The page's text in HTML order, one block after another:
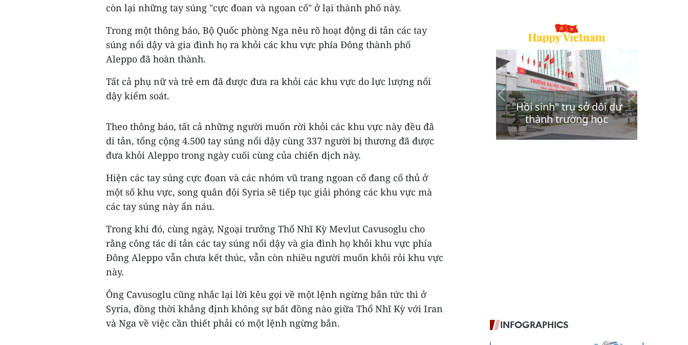
còn lại những tay súng "cực đoan và ngoan cố" ở lại thành phố này.
Trong một thông báo, Bộ Quốc phòng Nga nêu rõ hoạt động di tản các tay
súng nổi dậy và gia đình họ ra khỏi các khu vực phía Đông thành phố
Aleppo đã hoàn thành.
Tất cả phụ nữ và trẻ em đã được đưa ra khỏi các khu vực do lực lượng nổi
dậy kiểm soát.
Theo thông báo, tất cả những người muốn rời khỏi các khu vực này đều đã
di tản, tổng cộng 4.500 tay súng nổi dậy cùng 337 người bị thương đã được
đưa khỏi Aleppo trong ngày cuối cùng của chiến dịch này.
Hiện các tay súng cực đoan và các nhóm vũ trang ngoan cố đang cố thủ ở
một số khu vực, song quân đội Syria sẽ tiếp tục giải phóng các khu vực mà
các tay súng này ẩn náu.
Trong khi đó, cùng ngày, Ngoại trưởng Thổ Nhĩ Kỳ Mevlut Cavusoglu cho
rằng công tác di tản các tay súng nổi dậy và gia đình họ khỏi khu vực phía
Đông Aleppo vẫn chưa kết thúc, vẫn còn nhiều người muốn khỏi rỏi khu vực
này.
Ông Cavusoglu cũng nhắc lại lời kêu gọi về một lệnh ngừng bắn tức thì ở
Syria, đồng thời khẳng định không sự bất đồng nào giữa Thổ Nhĩ Kỳ với Iran
và Nga về việc cần thiết phải có một lệnh ngừng bắn.
INFOGRAPHICS